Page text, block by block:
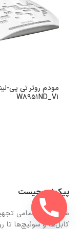
W8951ND_V1
پیکونت چیست
ما در اینجا تمامی
کابل‌ها و سوئیچ‌ها تا